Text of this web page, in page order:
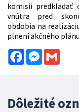
komisii predkladať
vnútra pred
obdobia na
plnení akčného
FacebookMessenger
Dôležité